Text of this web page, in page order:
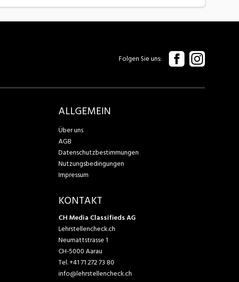
Folgen Sie uns
ALLGEMEIN
Über uns
AGB
Datenschutzbestimmungen
Nutzungsbedingungen
Impressum
KONTAKT
CH Media Classifieds AG
Lehrstellencheck.ch
Neumattstrasse 1
CH-5000 Aarau
Tel.+41 71 272 73 80
info@lehrstellencheck.ch